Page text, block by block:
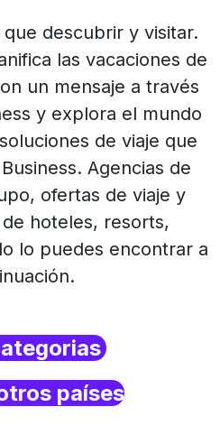
descubrir y visitar.
las vacaciones de
un mensaje a través
y explora el mundo
de viaje que
Agencias de
ofertas de viaje y
hoteles, resorts,
lo puedes encontrar a
países